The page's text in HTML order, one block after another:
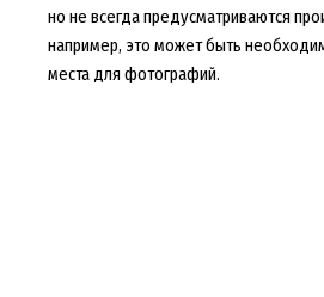
но не всегда предусматриваются
например, это может быть
места для фотографий.